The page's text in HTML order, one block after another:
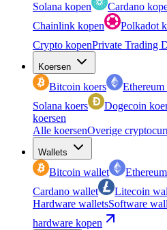
Solana kopen
Cardano
Chainlink kopen
Polkadot
Crypto kopenPrivate Trading
Koersen
Bitcoin koers Ethereum
Solana koers
Dogecoin
koersen
Alle koersenOverige
Wallets
Bitcoin wallet
Cardano wallet
Litecoin
Hardware walletsSoftware
hardware kopen